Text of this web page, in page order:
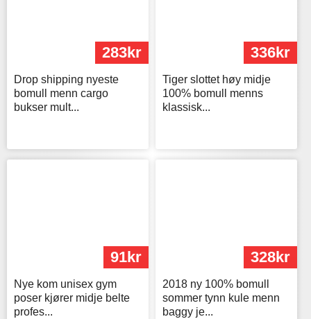
283kr
Drop shipping nyeste
bomull menn cargo
bukser mult...
336kr
Tiger slottet høy midje
100% bomull menns
klassisk...
91kr
Nye kom unisex gym
poser kjører midje belte
profes...
328kr
2018 ny 100% bomull
sommer tynn kule menn
baggy je...